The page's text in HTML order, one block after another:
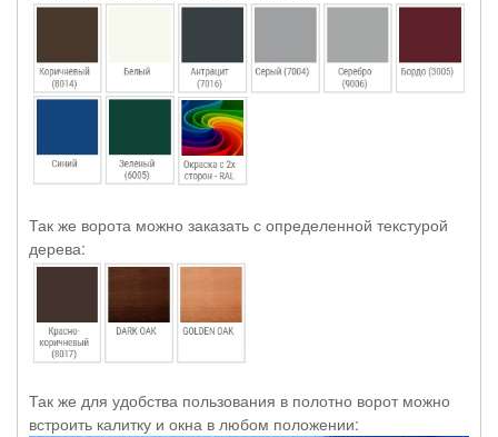
Так же ворота можно заказать с определенной текстурой
дерева:
Так же для удобства пользования в полотно ворот можно
встроить калитку и окна в любом положении: